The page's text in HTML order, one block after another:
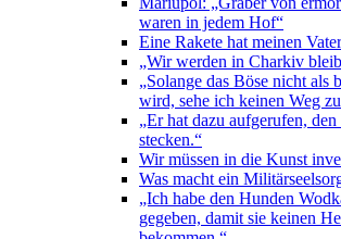
waren in jedem Hof“
Eine Rakete hat meinen
„Wir werden in Charkiv
„Solange das Böse nicht als
wird, sehe ich keinen Weg
„Er hat dazu aufgerufen,
stecken.“
Wir müssen in die Kunst
Was macht ein
„Ich habe den Hunden
gegeben, damit sie keinen